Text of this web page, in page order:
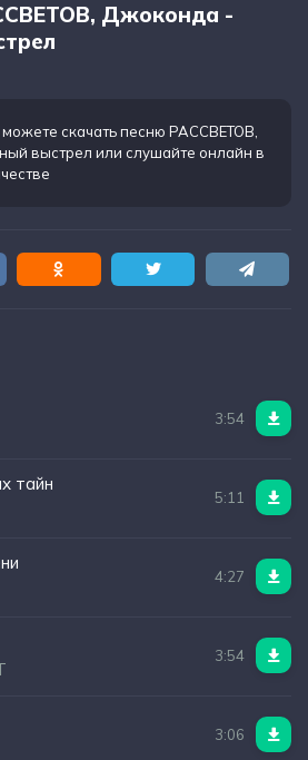
Джоконда -
можете скачать песню РАССВЕТОВ,
выстрел или слушайте онлайн в
3:54
тайн
5:11
4:27
3:54
3:06